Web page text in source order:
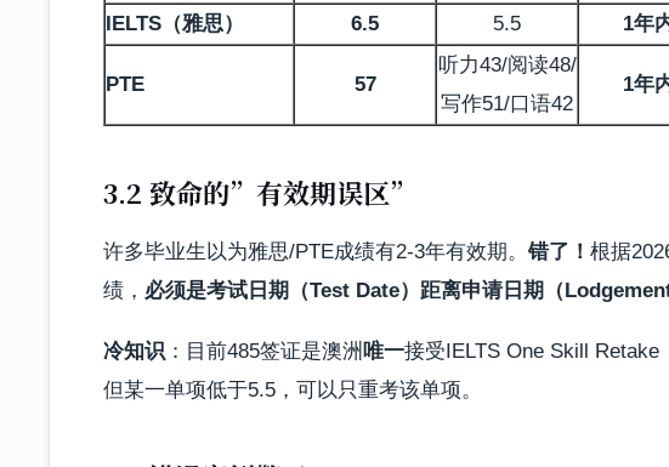
IELTS（雅思）
6.5 5.5 1年
PTE 57
听力43/阅读48/
写作51/口语42
1年
3.2 致命的”有效期误区”
许多毕业生以为雅思/PTE成绩有2-3年有效期。 错了！ 根据
绩， 必须是考试日期（Test Date）距离申请日期（
冷知识 ：目前485签证是澳洲唯一接受IELTS One Skill
但某一单项低于5.5，可以只重考该单项。